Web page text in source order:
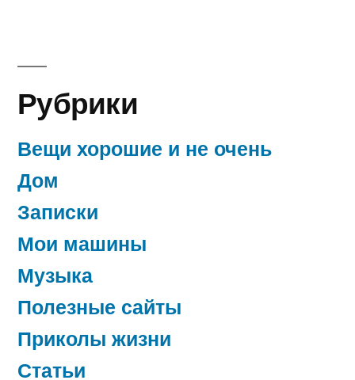
Рубрики
Вещи хорошие и не очень
Дом
Записки
Мои машины
Музыка
Полезные сайты
Приколы жизни
Статьи